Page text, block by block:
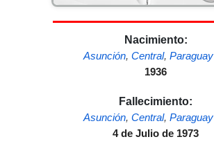
Nacimiento:
Asunción, Central, Paraguay
1936
Fallecimiento:
Asunción, Central, Paraguay
4 de Julio de 1973